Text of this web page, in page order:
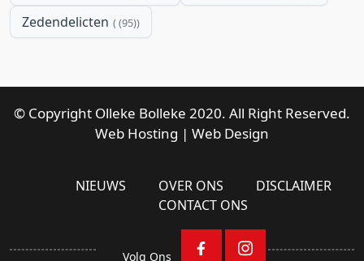
Zedendelicten (95)
© Copyright Olleke Bolleke 2020. All Right Reserved.
Web Hosting | Web Design
NIEUWS OVER ONS
DISCLAIMER
CONTACT ONS
Volg Ons